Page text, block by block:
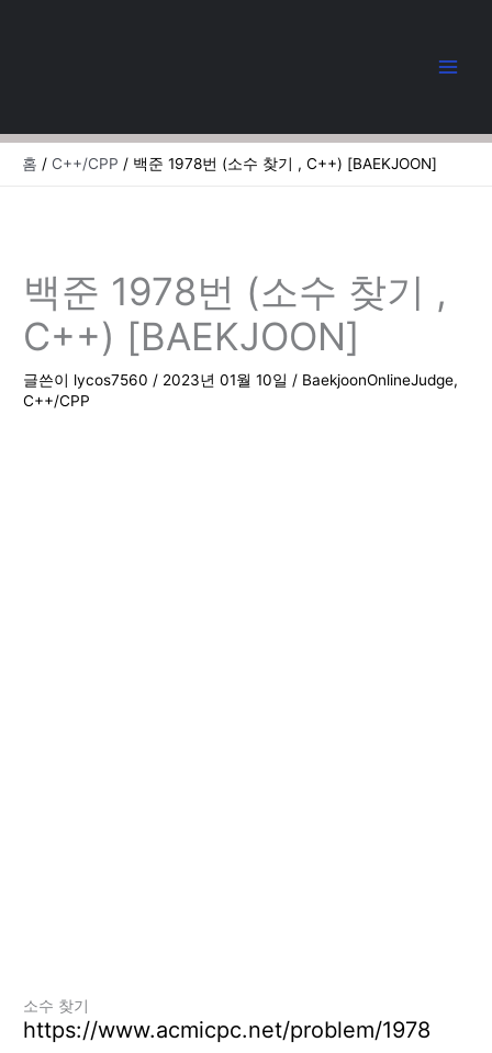
너
홈 C++/CPP 백준 1978번 (소수 찾기 , C++) [BAEKJOON]
백준 1978번 (소수 찾기 ,
C++) [BAEKJOON]
글쓴이 lycos7560/ 2023년 01월 10일/ BaekjoonOnlineJudge,
C++/CPP
소수 찾기
https://www.acmicpc.net/problem/1978